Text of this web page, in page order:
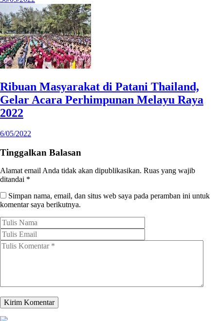
Ribuan Masyarakat di Patani Thailand,
Gelar Acara Perhimpunan Melayu Raya
2022
6/05/2022
Tinggalkan Balasan
Alamat email Anda tidak akan dipublikasikan. Ruas yang wajib
ditandai *
Simpan nama, email, dan situs web saya pada peramban ini untuk
komentar saya berikutnya.